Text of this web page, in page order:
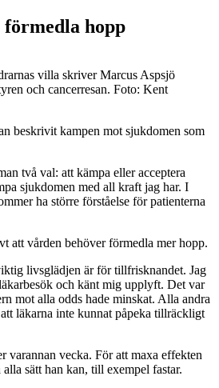
hopp
villa skriver Marcus Aspsjö
och cancerresan. Foto: Kent
beskrivit kampen mot sjukdomen som
två val: att kämpa eller acceptera
sjukdomen med all kraft jag har. I
ha större förståelse för patienterna
att vården behöver förmedla mer hopp.
livsglädjen är för tillfrisknandet. Jag
och känt mig upplyft. Det var
mot alla odds hade minskat. Alla andra
läkarna inte kunnat påpeka tillräckligt
varannan vecka. För att maxa effekten
sätt han kan, till exempel fastar.